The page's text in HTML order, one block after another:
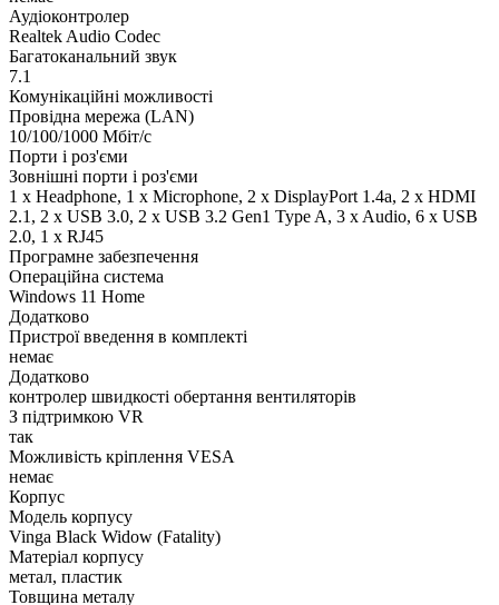
Аудіоконтролер
Realtek Audio Codec
Багатоканальний звук
7.1
Комунікаційні можливості
Провідна мережа (LAN)
10/100/1000 Мбіт/с
Порти і роз'єми
Зовнішні порти і роз'єми
1 x Нeadphone, 1 х Microphone, 2 x DisplayPort 1.4a, 2 x HDMI
2.1, 2 x USB 3.0, 2 x USB 3.2 Gen1 Type A, 3 x Audio, 6 x USB
2.0, 1 x RJ45
Програмне забезпечення
Операційна система
Windows 11 Home
Додатково
Пристрої введення в комплекті
немає
Додатково
контролер швидкості обертання вентиляторів
З підтримкою VR
так
Можливість кріплення VESA
немає
Корпус
Модель корпусу
Vinga Black Widow (Fatality)
Матеріал корпусу
метал, пластик
Товщина металу